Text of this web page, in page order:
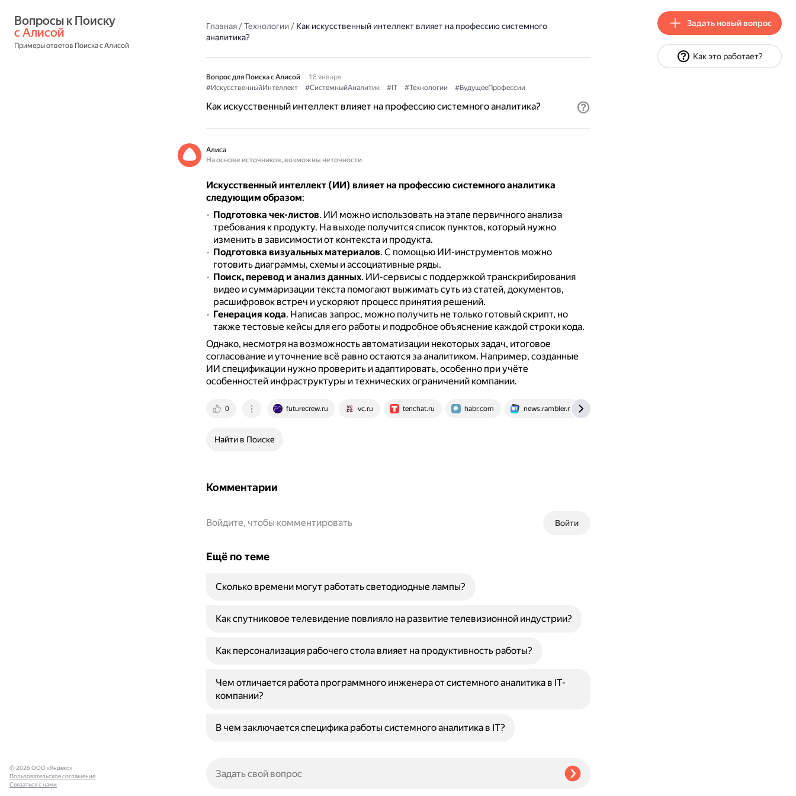
с Алисой
Примеры ответов Поиска с Алисой
Главная/Технологии/ Как искусственный интеллект влияет на профессию системного
аналитика?
Вопрос для Поиска с Алисой
18 января
#ИскусственныйИнтеллект
#СистемныйАналитик #IT #Технологии #БудущееПрофессии
Как искусственный интеллект влияет на профессию системного аналитика?
Алиса
На основе источников, возможны неточности
Искусственный интеллект (ИИ) влияет на профессию системного аналитика
следующим образом:
Подготовка чек-листов. ИИ можно использовать на этапе первичного анализа
требования к продукту. На выходе получится список пунктов, который нужно
изменить в зависимости от контекста и продукта.
Подготовка визуальных материалов. С помощью ИИ-инструментов можно
готовить диаграммы, схемы и ассоциативные ряды.
Поиск, перевод и анализ данных. ИИ-сервисы с поддержкой транскрибирования
видео и суммаризации текста помогают выжимать суть из статей, документов,
расшифровок встреч и ускоряют процесс принятия решений.
Генерация кода. Написав запрос, можно получить не только готовый скрипт, но
также тестовые кейсы для его работы и подробное объяснение каждой строки кода.
Однако, несмотря на возможность автоматизации некоторых задач, итоговое
согласование и уточнение всё равно остаются за аналитиком. Например, созданные
ИИ спецификации нужно проверить и адаптировать, особенно при учёте
особенностей инфраструктуры и технических ограничений компании.
0 futurecrew.ru vc.ru tenchat.ru habr.com news.rambler.ru
Найти в Поиске
Комментарии
Войти
Войдите, чтобы комментировать
Ещё по теме
Сколько времени могут работать светодиодные лампы?
Как спутниковое телевидение повлияло на развитие телевизионной индустрии?
Как персонализация рабочего стола влияет на продуктивность работы?
Чем отличается работа программного инженера от системного аналитика в IT-
компании?
В чем заключается специфика работы системного аналитика в IT?
© 2026 ООО «Яндекс»
Пользовательское соглашение
Связаться с нами
Задать новый вопрос
Как это работает?